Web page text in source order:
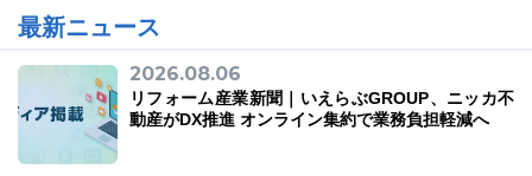
最新ニュース
2026.08.06
リフォーム産業新聞｜いえらぶGROUP、ニッカ不
動産がDX推進 オンライン集約で業務負担軽減へ